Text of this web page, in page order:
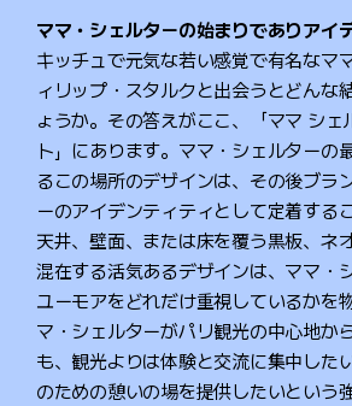
ママ・シェルターの始まりでありアイ
キッチュで元気な若い感覚で有名なマ
ィリップ・スタルクと出会うとどんな
ょうか。その答えがここ、「ママ シェ
ト」にあります。ママ・シェルターの
るこの場所のデザインは、その後ブラ
ーのアイデンティティとして定着する
天井、壁面、または床を覆う黒板、ネ
混在する活気あるデザインは、ママ・
ユーモアをどれだけ重視しているかを
マ・シェルターがパリ観光の中心地か
も、観光よりは体験と交流に集中した
のための憩いの場を提供したいという